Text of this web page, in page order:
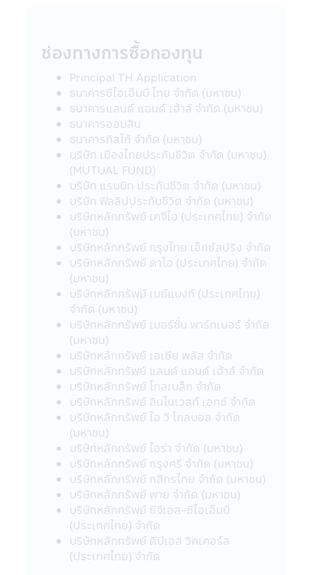
จัดการขอเรียนว่า เว็บไซต์เหล่านั้นอาจมิได้อยู่
ภายใต้การควบคุมของ พ.ร.บ. หลักทรัพย์และ
ตลาดหลักทรัพย์ พ.ศ. 2535 และบริษัทอาจจะ
ยังมิได้สำรวจถึงการบริการข้อมูล หรือสินค้า
ของบริษัทนั้นๆ ดังนั้นบริษัทจัดการจึงมิสามารถ
รับประกันความถูกต้องครบถ้วนของข้อมูลดัง
กล่าว และ รับผิดชอบต่อความเสียหายต่างๆ ที่
เกิดขึ้น
22. ผู้ลงทุนควรตรวจสอบให้แน่ใจว่าผู้ขาย
หน่วยลงทุนเป็นบุคคลที่ได้รับความเห็นชอบจาก
สำนักงานคณะกรรมการ ก.ล.ต.
23. อัตราค่าธรรมเนียมการหักเงินลงทุนราย
เดือนจากบัญชีธนาคารของผู้ถือหน่วยลงทุน
สำหรับผู้ลงทุนที่ใช้บริการแผนการลงทุน
อัตโนมัติ (Regular Saving Plan)
- ไม่คิดค่าบริการ สำหรับผู้ลงทุนที่มียอด
เงินลงทุนหักรายเดือนตั้งแต่ 5,000 บาทขึ้นไป
ต่อรายการ
- คิดค่าบริการ 10 บาท ต่อรายการ สำหรับ
ผู้ลงทุนที่มียอดเงินลงทุนหักรายเดือนต่ำกว่า
5,000 บาท (ปัจจุบันยกเว้นค่าบริการ)
ค่าบริการดังกล่าว มีผลตั้งแต่วันที่ 23
มีนาคม 2563 เป็นต้นไป จนกว่าจะมีประกาศ
เปลี่ยนแปลง
24. ผู้ลงทุนโปรดศึกษาเงื่อนไขการลงทุนใน
กองทุนรวมเพื่อการออม (SSF) / กองทุนรวม
เพื่อการออมพิเศษ (SSFX) หรือหน่วยลงทุน
ชนิดเพื่อการออมพิเศษ (SSFX) ซึ่งเป็นไปตาม
กฎกระทรวง ฉบับที่ 357 (พ.ศ 2563) ออกตาม
ความในประมวลรัษฎากรว่าด้วยการยกเว้น
รัษฎากร ลงวันที่ 10 มีนาคม 2563 โดยเป็นไป
ตามเกณฑ์กรมรรพากรกำหนด ผู้ลงทุนควร
ศึกษาข้อมูลในหนังสือชี้ชวน/หนังสือชี้ชวนส่วน
สรุปข้อมูลสำคัญ ให้เข้าใจและควรเก็บหนังสือชี้
ชวนไว้เป็นข้อมูล เพื่อใช้อ้างอิงในอนาคต และ
ช่องทางการซื้อกองทุน
Principal TH Application
ธนาคารซีไอเอ็มบี ไทย จำกัด (มหาชน)
ธนาคารแลนด์ แอนด์ เฮ้าส์ จำกัด (มหาชน)
ธนาคารออมสิน
ธนาคารทิสโก้ จำกัด (มหาชน)
บริษัท เมืองไทยประกันชีวิต จำกัด (มหาชน)
(MUTUAL FUND)
บริษัท แรบบิท ประกันชีวิต จำกัด (มหาชน)
บริษัท ฟิลลิปประกันชีวิต จำกัด (มหาชน)
บริษัทหลักทรัพย์ เคจีไอ (ประเทศไทย) จำกัด
(มหาชน)
บริษัทหลักทรัพย์ กรุงไทย เอ็กซ์สปริง จำกัด
บริษัทหลักทรัพย์ ดาโอ (ประเทศไทย) จำกัด
(มหาชน)
บริษัทหลักทรัพย์ เมย์แบงก์ (ประเทศไทย)
จำกัด (มหาชน)
บริษัทหลักทรัพย์ เมอร์ชั่น พาร์ทเนอร์ จำกัด
(มหาชน)
บริษัทหลักทรัพย์ เอเซีย พลัส จำกัด
บริษัทหลักทรัพย์ แลนด์ แอนด์ เฮ้าส์ จำกัด
บริษัทหลักทรัพย์ โกลเบล็ก จำกัด
บริษัทหลักทรัพย์ อินโนเวสท์ เอกซ์ จำกัด
บริษัทหลักทรัพย์ ไอ วี โกลบอล จำกัด
(มหาชน)
บริษัทหลักทรัพย์ ไอร่า จำกัด (มหาชน)
บริษัทหลักทรัพย์ กรุงศรี จำกัด (มหาชน)
บริษัทหลักทรัพย์ กสิกรไทย จำกัด (มหาชน)
บริษัทหลักทรัพย์ พาย จำกัด (มหาชน)
บริษัทหลักทรัพย์ ซีจีเอส-ซีไอเอ็มบี
(ประเทศไทย) จำกัด
บริษัทหลักทรัพย์ ดีบีเอส วิคเคอร์ส
(ประเทศไทย) จำกัด